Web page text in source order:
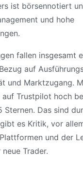
ist börsennotiert
und hohe
fallen insgesamt
auf
und Marktzugang.
auf Trustpilot hoch
Sternen. Das sind
es Kritik, vor
und der
Trader.